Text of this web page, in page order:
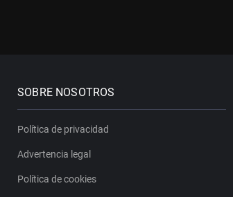
SOBRE NOSOTROS
Política de privacidad
Advertencia legal
Política de cookies